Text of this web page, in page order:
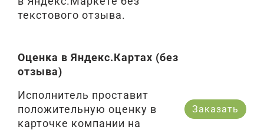
текстового отзыва.
Оценка в Яндекс.Картах (без
отзыва)
Исполнитель проставит
положительную оценку в
карточке компании на
Заказать